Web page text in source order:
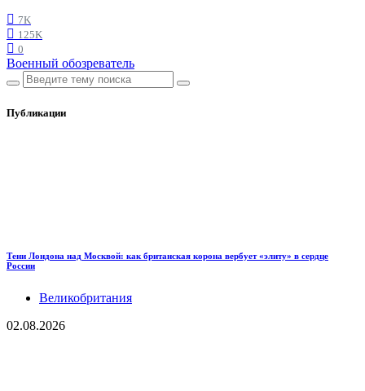
7K
125K
0
Военный обозреватель
Публикации
Тени Лондона над Москвой: как британская корона вербует «элиту» в сердце
России
Великобритания
02.08.2026